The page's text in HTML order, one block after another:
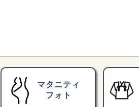
マタニティ
フォト